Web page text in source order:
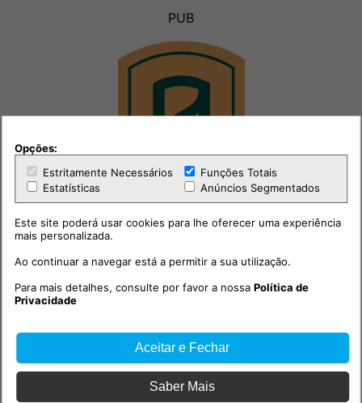
PUB
Opções:
Estritamente Necessários
Funções Totais
Estatísticas
Anúncios Segmentados
Este site poderá usar cookies para lhe oferecer uma experiência
mais personalizada.
Ao continuar a navegar está a permitir a sua utilização.
Para mais detalhes, consulte por favor a nossaPolítica de
Privacidade
Aceitar e Fechar
Saber Mais